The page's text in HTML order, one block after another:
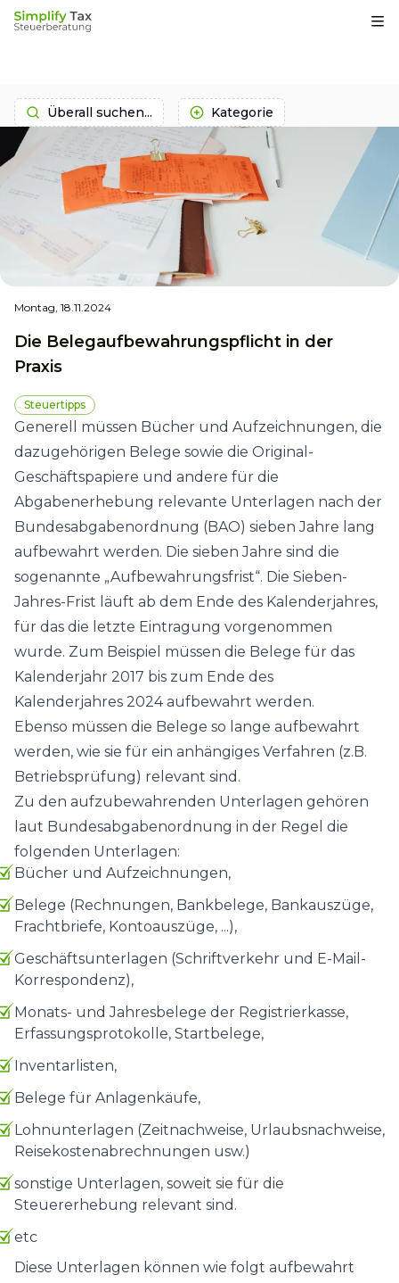
Überall suchen... Kategorie
Montag, 18.11.2024
Die Belegaufbewahrungspflicht in der
Praxis
Steuertipps
Generell müssen Bücher und Aufzeichnungen, die
dazugehörigen Belege sowie die Original-
Geschäftspapiere und andere für die
Abgabenerhebung relevante Unterlagen nach der
Bundesabgabenordnung (BAO) sieben Jahre lang
aufbewahrt werden. Die sieben Jahre sind die
sogenannte „Aufbewahrungsfrist“. Die Sieben-
Jahres-Frist läuft ab dem Ende des Kalenderjahres,
für das die letzte Eintragung vorgenommen
wurde. Zum Beispiel müssen die Belege für das
Kalenderjahr 2017 bis zum Ende des
Kalenderjahres 2024 aufbewahrt werden.
Ebenso müssen die Belege so lange aufbewahrt
werden, wie sie für ein anhängiges Verfahren (z.B.
Betriebsprüfung) relevant sind.
Zu den aufzubewahrenden Unterlagen gehören
laut Bundesabgabenordnung in der Regel die
folgenden Unterlagen:
Bücher und Aufzeichnungen,
Belege (Rechnungen, Bankbelege, Bankauszüge,
Frachtbriefe, Kontoauszüge, ...),
Geschäftsunterlagen (Schriftverkehr und E-Mail-
Korrespondenz),
Monats- und Jahresbelege der Registrierkasse,
Erfassungsprotokolle, Startbelege,
Inventarlisten,
Belege für Anlagenkäufe,
Lohnunterlagen (Zeitnachweise, Urlaubsnachweise,
Reisekostenabrechnungen usw.)
sonstige Unterlagen, soweit sie für die
Steuererhebung relevant sind.
etc
Diese Unterlagen können wie folgt aufbewahrt